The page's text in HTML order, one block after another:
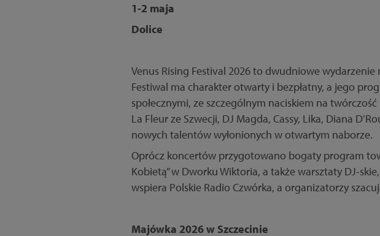
1-2 maja
Dolice
Venus Rising Festival 2026 to dwudniowe
Festiwal ma charakter otwarty i bezpłatny, a jego
społecznymi, ze szczególnym naciskiem na
La Fleur ze Szwecji, DJ Magda, Cassy, Lika, Diana
nowych talentów wyłonionych w otwartym naborze.
Oprócz koncertów przygotowano bogaty program
Kobietą” w Dworku Wiktoria, a także warsztaty DJ-
wspiera Polskie Radio Czwórka, a organizatorzy
Majówka 2026 w Szczecinie